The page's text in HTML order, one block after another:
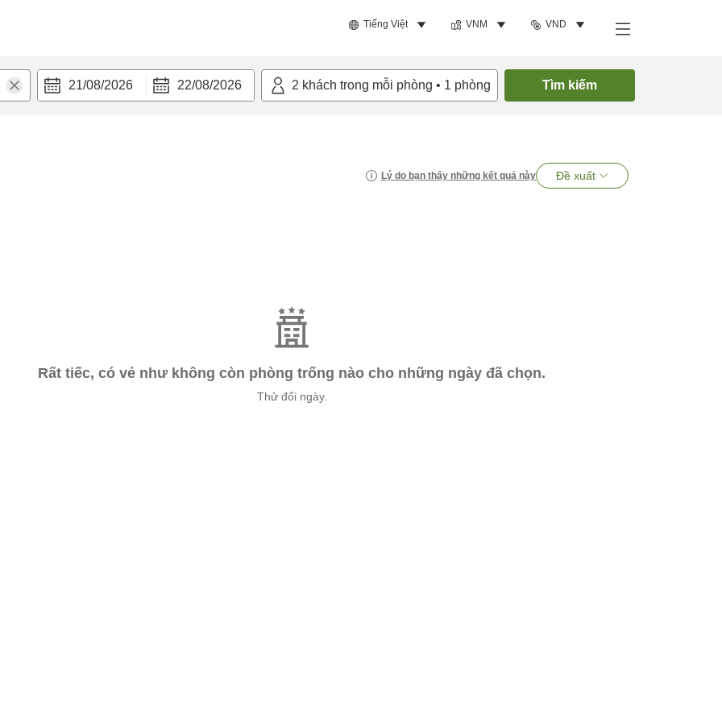
Tiếng Việt VNM VND
21/08/2026 22/08/2026 2 khách trong mỗi phòng • 1 phòng Tìm kiếm
Lý do bạn thấy những kết quả này Đề xuất
Rất tiếc, có vẻ như không còn phòng trống nào cho những ngày đã chọn.
Thử đổi ngày.